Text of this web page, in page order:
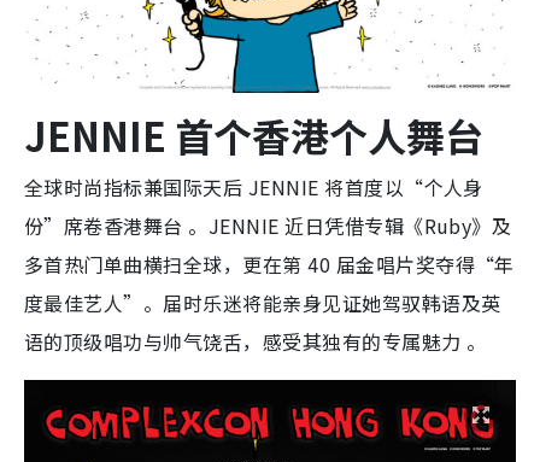
JENNIE 首个香港个人舞台
全球时尚指标兼国际天后 JENNIE 将首度以“个人身
份”席卷香港舞台 。JENNIE 近日凭借专辑《Ruby》及
多首热门单曲横扫全球，更在第 40 届金唱片奖夺得“年
度最佳艺人” 。届时乐迷将能亲身见证她驾驭韩语及英
语的顶级唱功与帅气饶舌，感受其独有的专属魅力 。